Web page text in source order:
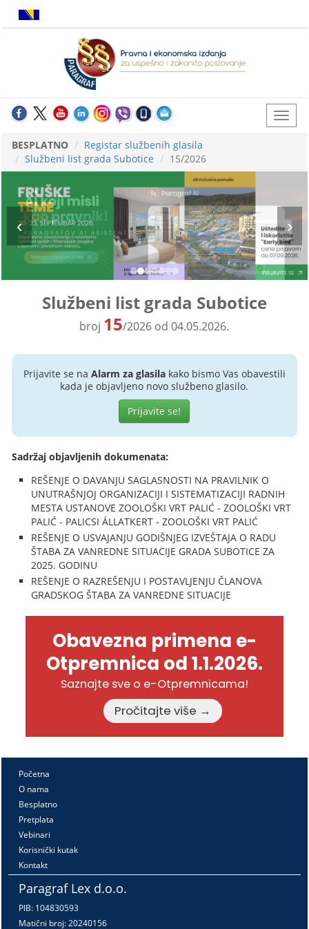
BESPLATNO
Registar službenih glasila
Službeni list grada Subotice
15/2026
Službeni list grada Subotice
broj 15/2026 od 04.05.2026.
Prijavite se na Alarm za glasilakako bismo Vas obavestili
kada je objavljeno novo službeno glasilo.
Prijavite se!
Sadržaj objavljenih dokumenata:
REŠENJE O DAVANJU SAGLASNOSTI NA PRAVILNIK O
UNUTRAŠNJOJ ORGANIZACIJI I SISTEMATIZACIJI RADNIH
MESTA USTANOVE ZOOLOŠKI VRT PALIĆ - ZOOLOŠKI VRT
PALIĆ - PALICSI ÁLLATKERT - ZOOLOŠKI VRT PALIĆ
REŠENJE O USVAJANJU GODIŠNJEG IZVEŠTAJA O RADU
ŠTABA ZA VANREDNE SITUACIJE GRADA SUBOTICE ZA
2025. GODINU
REŠENJE O RAZREŠENJU I POSTAVLJENJU ČLANOVA
GRADSKOG ŠTABA ZA VANREDNE SITUACIJE
Obavezna primena e-
Otpremnica od 1.1.2026.
Saznajte sve o e-Otpremnicama!
Pročitajte više →
Početna
O nama
Besplatno
Pretplata
Vebinari
Korisnički kutak
Kontakt
Paragraf Lex d.o.o.
PIB: 104830593
Matični broj: 20240156